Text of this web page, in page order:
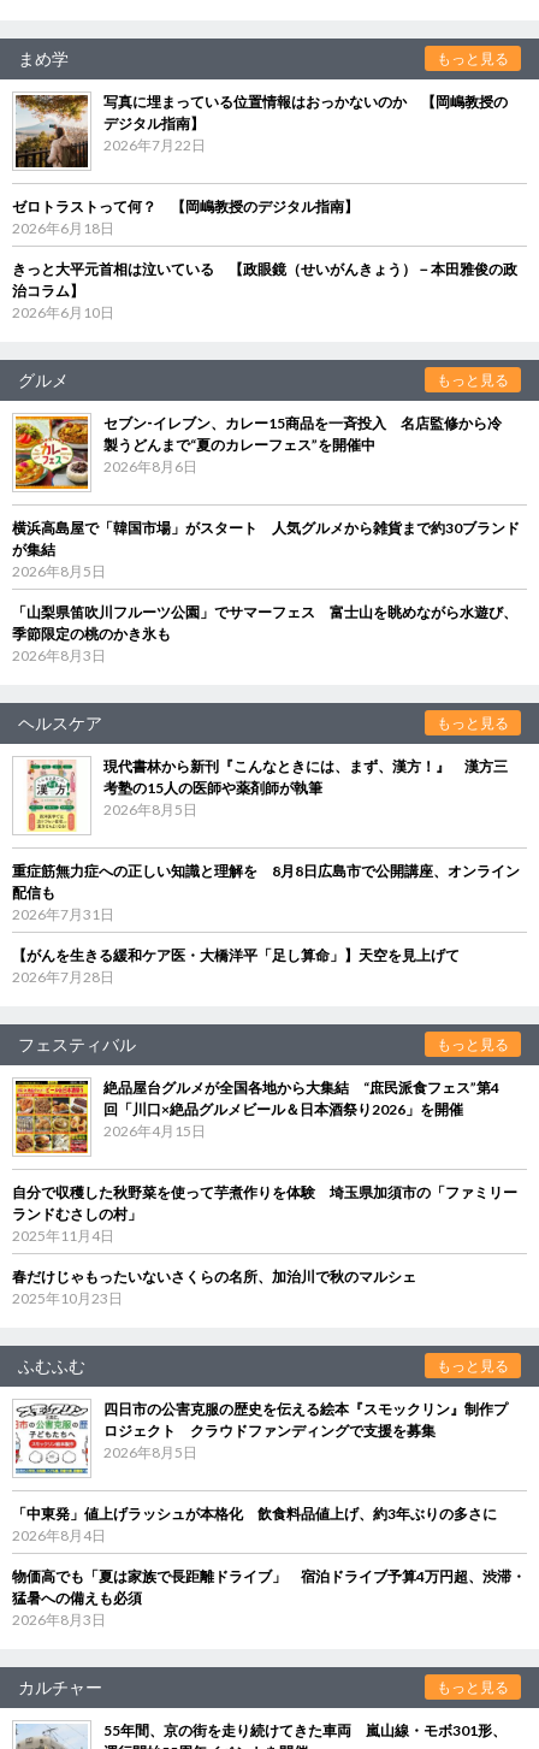
まめ学 もっと見る
写真に埋まっている位置情報はおっかないのか 【岡嶋教授の
デジタル指南】
2026年7月22日
ゼロトラストって何？ 【岡嶋教授のデジタル指南】
2026年6月18日
きっと大平元首相は泣いている 【政眼鏡（せいがんきょう）－本田雅俊の政
治コラム】
2026年6月10日
グルメ もっと見る
セブン‐イレブン、カレー15商品を一斉投入 名店監修から冷
製うどんまで“夏のカレーフェス”を開催中
2026年8月6日
横浜高島屋で「韓国市場」がスタート 人気グルメから雑貨まで約30ブランド
が集結
2026年8月5日
「山梨県笛吹川フルーツ公園」でサマーフェス 富士山を眺めながら水遊び、
季節限定の桃のかき氷も
2026年8月3日
ヘルスケア もっと見る
現代書林から新刊『こんなときには、まず、漢方！』 漢方三
考塾の15人の医師や薬剤師が執筆
2026年8月5日
重症筋無力症への正しい知識と理解を 8月8日広島市で公開講座、オンライン
配信も
2026年7月31日
【がんを生きる緩和ケア医・大橋洋平「足し算命」】天空を見上げて
2026年7月28日
フェスティバル もっと見る
絶品屋台グルメが全国各地から大集結 “庶民派食フェス”第4
回「川口×絶品グルメビール＆日本酒祭り2026」を開催
2026年4月15日
自分で収穫した秋野菜を使って芋煮作りを体験 埼玉県加須市の「ファミリー
ランドむさしの村」
2025年11月4日
春だけじゃもったいないさくらの名所、加治川で秋のマルシェ
2025年10月23日
ふむふむ もっと見る
四日市の公害克服の歴史を伝える絵本『スモックリン』制作プ
ロジェクト クラウドファンディングで支援を募集
2026年8月5日
「中東発」値上げラッシュが本格化 飲食料品値上げ、約3年ぶりの多さに
2026年8月4日
物価高でも「夏は家族で長距離ドライブ」 宿泊ドライブ予算4万円超、渋滞・
猛暑への備えも必須
2026年8月3日
カルチャー もっと見る
55年間、京の街を走り続けてきた車両 嵐山線・モボ301形、